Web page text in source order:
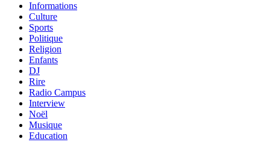
Informations
Culture
Sports
Politique
Religion
Enfants
DJ
Rire
Radio Campus
Interview
Noël
Musique
Education